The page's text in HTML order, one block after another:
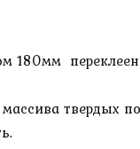
180мм
твердых